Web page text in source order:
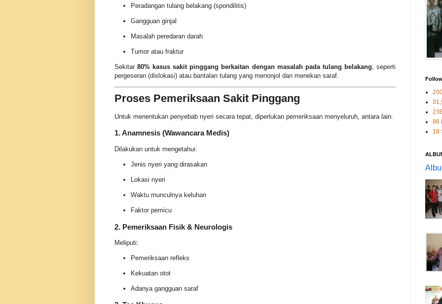
Peradangan tulang belakang (spondilitis)
Gangguan ginjal
Masalah peredaran darah
Tumor atau fraktur
Sekitar80% kasus sakit pinggang berkaitan dengan masalah pada tulang belakang, seperti
pergeseran (dislokasi) atau bantalan tulang yang menonjol dan menekan saraf.
Proses Pemeriksaan Sakit Pinggang
Untuk menentukan penyebab nyeri secara tepat, diperlukan pemeriksaan menyeluruh, antara lain:
1. Anamnesis (Wawancara Medis)
Dilakukan untuk mengetahui:
Jenis nyeri yang dirasakan
Lokasi nyeri
Waktu munculnya keluhan
Faktor pemicu
2. Pemeriksaan Fisik & Neurologis
Meliputi:
Pemeriksaan refleks
Kekuatan otot
Adanya gangguan saraf
86
18